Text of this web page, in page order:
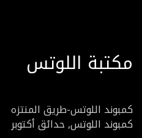
مكتبة اللوتس
كمبوند اللوتس-طريق المنتزه
كمبوند اللوتس, حدائق أكتوبر